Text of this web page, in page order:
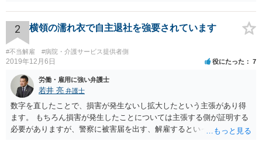
術のミスの「せいで」マスクが外せなくなったこと ④ 仕事を休まな
ければならなくなった「せいで」休業損害が発生したこと ⑤ マスク
を外せなくなった「せいで」経済的に評価できる精神的な損害が発生
したこと 「せいで」と強調した点が，内藤先生のご指摘なさる「相当
因果関係」です。 手術のミスと関係のないことまでは責任追及ができ
ないということです。 手術のミスの結果，手術前と比べて見た目が著
しく悪くなってしまったとか， 手術のミスの結果，入院期間が延びて
しまったとかいう事情があれば， 追加請求が可能な余地があります。
ただし，手術代の返金に応じた際に「これ以上金銭の請求はしませ
ん」という趣旨の合意をしてしまっていると， 上記の請求は，基本的
には困難となります。
2 横領の濡れ衣で自主退社を強要されています
#不当解雇 #病院・介護サービス提供者側
2019年12月6日 役にたった 7
労働・雇用に強い弁護士
若井 亮 弁護士
数字を直したことで、損害が発生ないし拡大したという主張があり得
ます。 もちろん損害が発生したことについては主張する側が証明する
必要がありますが、警察に被害届を出す、解雇するといった揺さぶり